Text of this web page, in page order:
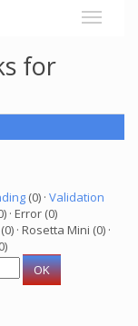
for
(0) · Validation
· Error (0)
(0) · Rosetta Mini (0) ·